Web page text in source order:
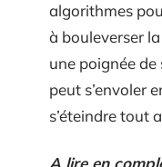
algorithmes
à bouleverser
une poignée
peut s’envoler
s’éteindre tout
A lire en